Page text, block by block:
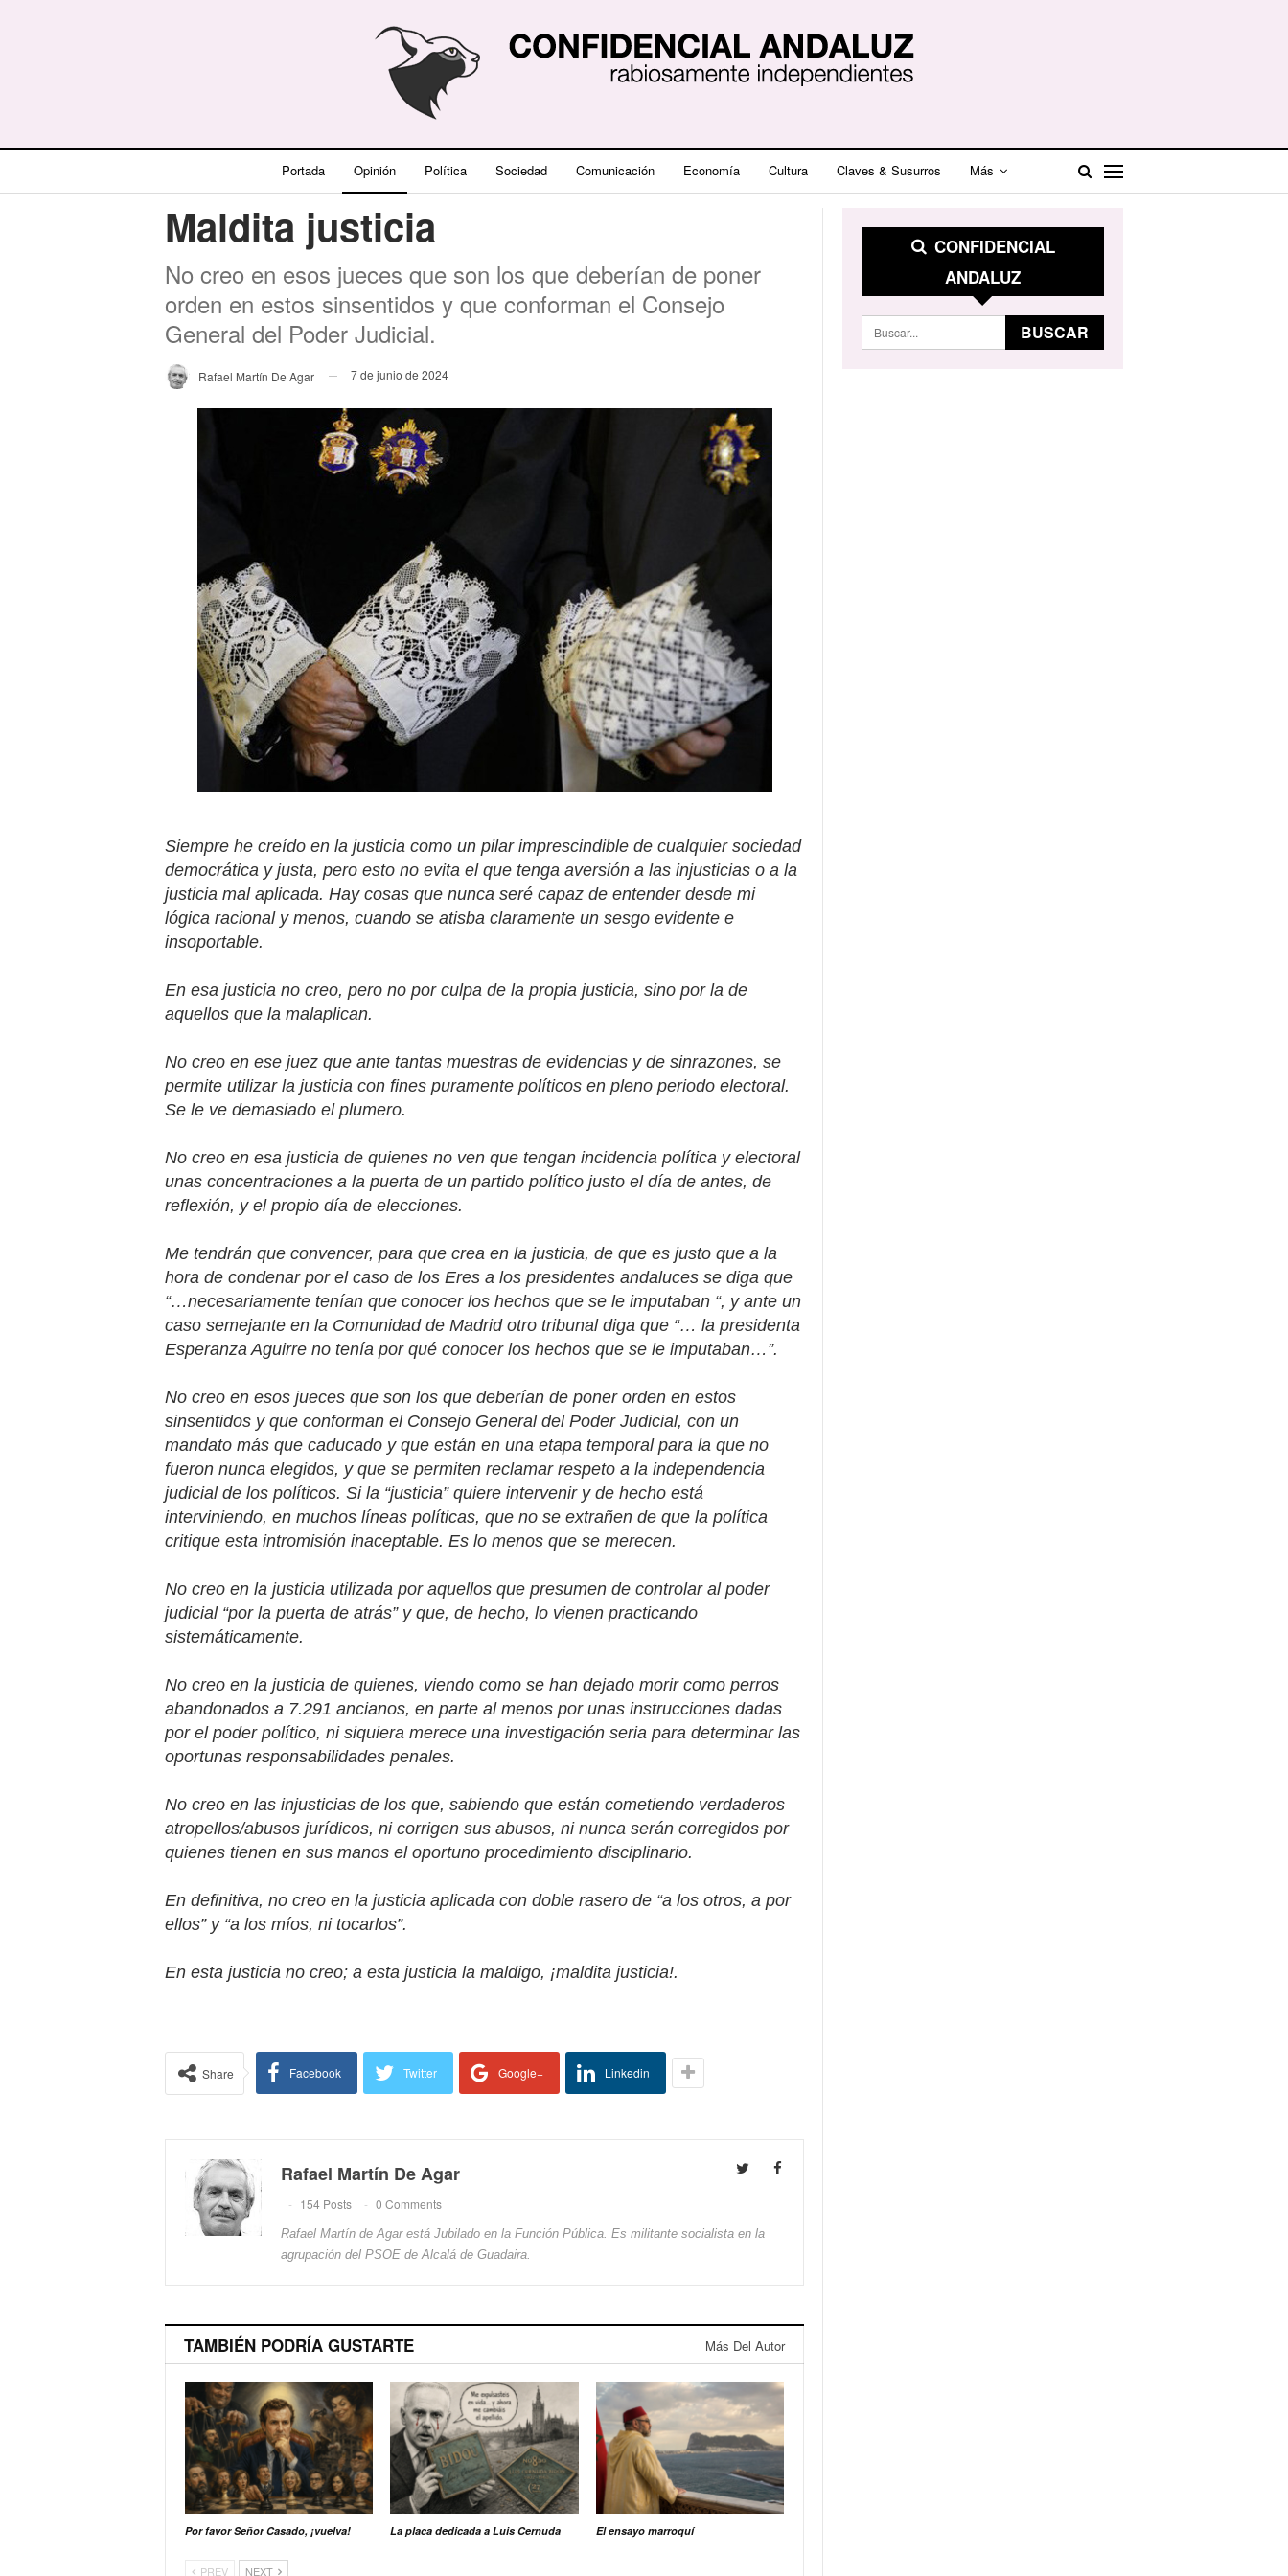
Portada Opinión Política Sociedad Comunicación Economía Cultura Claves & Susurros Más
Maldita justicia
No creo en esos jueces que son los que deberían de poner
orden en estos sinsentidos y que conforman el Consejo
General del Poder Judicial.
Rafael Martín De Agar 7 de junio de 2024
Siempre he creído en la justicia como un pilar imprescindible de cualquier sociedad
democrática y justa, pero esto no evita el que tenga aversión a las injusticias o a la
justicia mal aplicada. Hay cosas que nunca seré capaz de entender desde mi
lógica racional y menos, cuando se atisba claramente un sesgo evidente e
insoportable.
En esa justicia no creo, pero no por culpa de la propia justicia, sino por la de
aquellos que la malaplican.
No creo en ese juez que ante tantas muestras de evidencias y de sinrazones, se
permite utilizar la justicia con fines puramente políticos en pleno periodo electoral.
Se le ve demasiado el plumero.
No creo en esa justicia de quienes no ven que tengan incidencia política y electoral
unas concentraciones a la puerta de un partido político justo el día de antes, de
reflexión, y el propio día de elecciones.
Me tendrán que convencer, para que crea en la justicia, de que es justo que a la
hora de condenar por el caso de los Eres a los presidentes andaluces se diga que
“…necesariamente tenían que conocer los hechos que se le imputaban “, y ante un
caso semejante en la Comunidad de Madrid otro tribunal diga que “… la presidenta
Esperanza Aguirre no tenía por qué conocer los hechos que se le imputaban…”.
No creo en esos jueces que son los que deberían de poner orden en estos
sinsentidos y que conforman el Consejo General del Poder Judicial, con un
mandato más que caducado y que están en una etapa temporal para la que no
fueron nunca elegidos, y que se permiten reclamar respeto a la independencia
judicial de los políticos. Si la “justicia” quiere intervenir y de hecho está
interviniendo, en muchos líneas políticas, que no se extrañen de que la política
critique esta intromisión inaceptable. Es lo menos que se merecen.
No creo en la justicia utilizada por aquellos que presumen de controlar al poder
judicial “por la puerta de atrás” y que, de hecho, lo vienen practicando
sistemáticamente.
No creo en la justicia de quienes, viendo como se han dejado morir como perros
abandonados a 7.291 ancianos, en parte al menos por unas instrucciones dadas
por el poder político, ni siquiera merece una investigación seria para determinar las
oportunas responsabilidades penales.
No creo en las injusticias de los que, sabiendo que están cometiendo verdaderos
atropellos/abusos jurídicos, ni corrigen sus abusos, ni nunca serán corregidos por
quienes tienen en sus manos el oportuno procedimiento disciplinario.
En definitiva, no creo en la justicia aplicada con doble rasero de “a los otros, a por
ellos” y “a los míos, ni tocarlos”.
En esta justicia no creo; a esta justicia la maldigo, ¡maldita justicia!.
Share Facebook Twitter Google+ Linkedin
Rafael Martín De Agar
154 Posts 0 Comments
Rafael Martín de Agar está Jubilado en la Función Pública. Es militante socialista en la
agrupación del PSOE de Alcalá de Guadaira.
TAMBIÉN PODRÍA GUSTARTE Más Del Autor
Por favor Señor Casado, ¡vuelva! La placa dedicada a Luis Cernuda El ensayo marroquí
PREV NEXT
CONFIDENCIAL
ANDALUZ